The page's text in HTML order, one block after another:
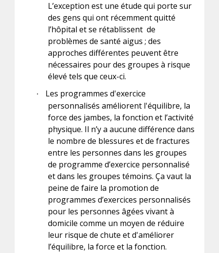
L’exception est une étude qui porte sur
des gens qui ont récemment quitté
l’hôpital et se rétablissent de
problèmes de santé aigus ; des
approches différentes peuvent être
nécessaires pour des groupes à risque
élevé tels que ceux-ci.
·
Les programmes d'exercice
personnalisés améliorent l'équilibre, la
force des jambes, la fonction et l’activité
physique. Il n’y a aucune différence dans
le nombre de blessures et de fractures
entre les personnes dans les groupes
de programme d’exercice personnalisé
et dans les groupes témoins. Ça vaut la
peine de faire la promotion de
programmes d’exercices personnalisés
pour les personnes âgées vivant à
domicile comme un moyen de réduire
leur risque de chute et d'améliorer
l’équilibre, la force et la fonction.